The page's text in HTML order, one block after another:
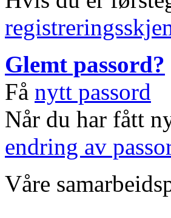
Glemt passord?
Få nytt passord
Når du har fått
endring av
Våre